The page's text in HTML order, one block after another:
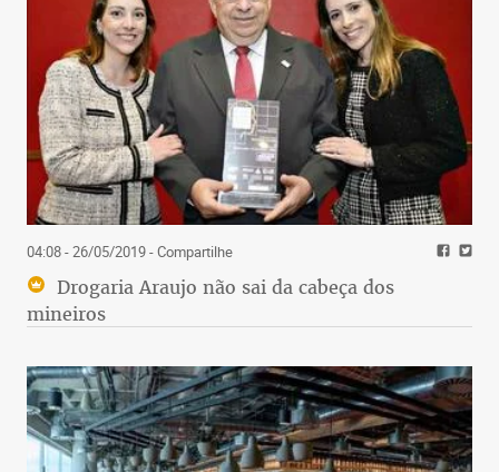
04:08 - 26/05/2019- Compartilhe
Drogaria Araujo não sai da cabeça dos
mineiros